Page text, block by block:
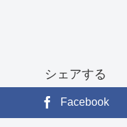
シェアする
Facebook